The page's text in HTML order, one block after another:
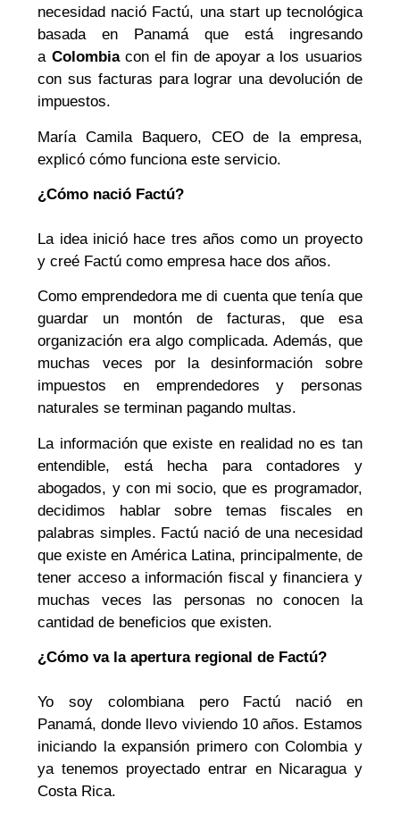
necesidad nació Factú, una start up tecnológica
basada en Panamá que está ingresando
a Colombia con el fin de apoyar a los usuarios
con sus facturas para lograr una devolución de
impuestos.
María Camila Baquero, CEO de la empresa,
explicó cómo funciona este servicio.
¿Cómo nació Factú?
La idea inició hace tres años como un proyecto
y creé Factú como empresa hace dos años.
Como emprendedora me di cuenta que tenía que
guardar un montón de facturas, que esa
organización era algo complicada. Además, que
muchas veces por la desinformación sobre
impuestos en emprendedores y personas
naturales se terminan pagando multas.
La información que existe en realidad no es tan
entendible, está hecha para contadores y
abogados, y con mi socio, que es programador,
decidimos hablar sobre temas fiscales en
palabras simples. Factú nació de una necesidad
que existe en América Latina, principalmente, de
tener acceso a información fiscal y financiera y
muchas veces las personas no conocen la
cantidad de beneficios que existen.
¿Cómo va la apertura regional de Factú?
Yo soy colombiana pero Factú nació en
Panamá, donde llevo viviendo 10 años. Estamos
iniciando la expansión primero con Colombia y
ya tenemos proyectado entrar en Nicaragua y
Costa Rica.